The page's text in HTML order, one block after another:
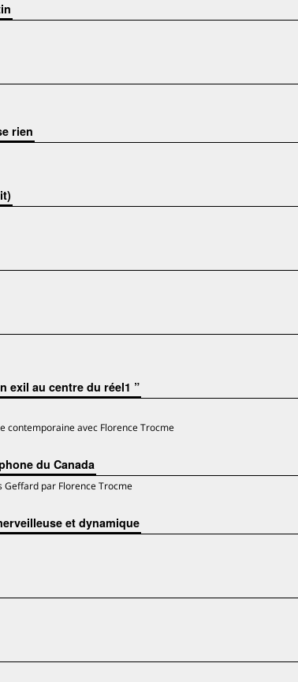
rien
exil au centre du réel1 ”
contemporaine avec Florence Trocme
du Canada
Geffard par Florence Trocme
et dynamique